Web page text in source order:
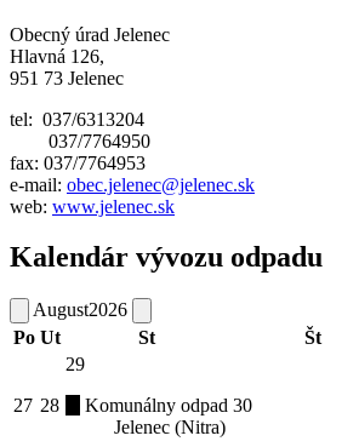
Obecný úrad Jelenec
Hlavná 126,
951 73 Jelenec
tel: 037/6313204
037/7764950
fax: 037/7764953
e-mail: obec.jelenec@jelenec.sk
web: www.jelenec.sk
Kalendár vývozu odpadu
August2026
Po Ut St Št
27 28
29
Komunálny odpad
Jelenec (Nitra)
30